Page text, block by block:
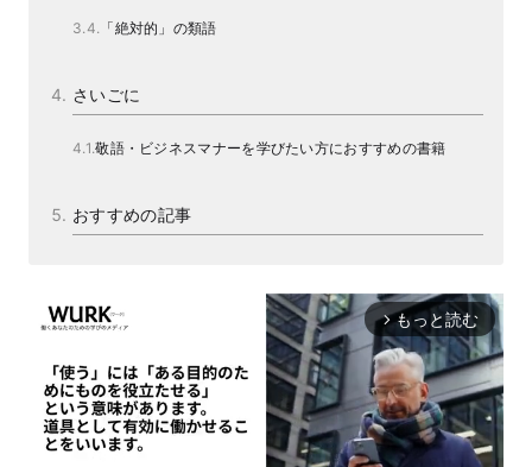
「絶対的」の類語
さいごに
敬語・ビジネスマナーを学びたい方におすすめの書籍
おすすめの記事
arrow_forward_ios もっと読む